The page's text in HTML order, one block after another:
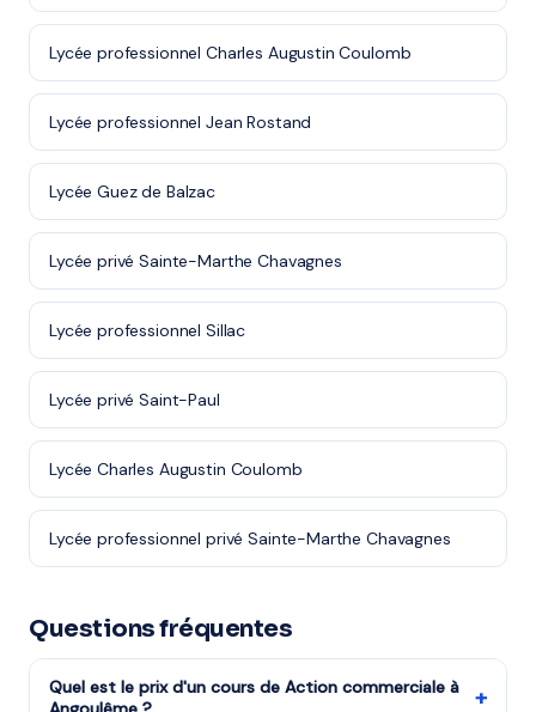
Lycée professionnel Charles Augustin Coulomb
Lycée professionnel Jean Rostand
Lycée Guez de Balzac
Lycée privé Sainte-Marthe Chavagnes
Lycée professionnel Sillac
Lycée privé Saint-Paul
Lycée Charles Augustin Coulomb
Lycée professionnel privé Sainte-Marthe Chavagnes
Questions fréquentes
Quel est le prix d'un cours de Action commerciale à
+